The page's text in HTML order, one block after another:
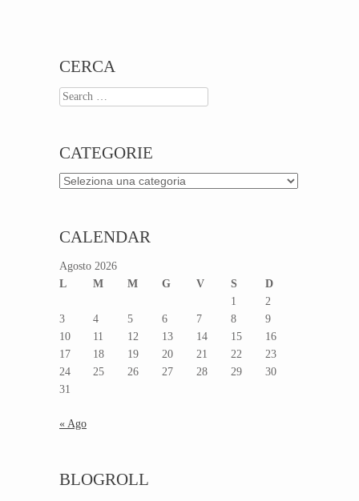
CERCA
Search
CATEGORIE
Categorie
CALENDAR
Agosto 2026
L
M M G V S
D
1
2
3
4 5 6 7 8
9
10
11 12 13 14 15
16
17
18 19 20 21 22
23
24
25 26 27 28 29
30
31
« Ago
BLOGROLL